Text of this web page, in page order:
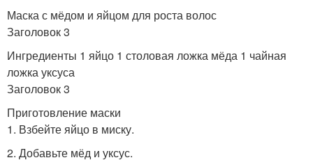
Маска с мёдом и яйцом для роста волос
Заголовок 3
Ингредиенты 1 яйцо 1 столовая ложка мёда 1 чайная
ложка уксуса
Заголовок 3
Приготовление маски
1. Взбейте яйцо в миску.
2. Добавьте мёд и уксус.